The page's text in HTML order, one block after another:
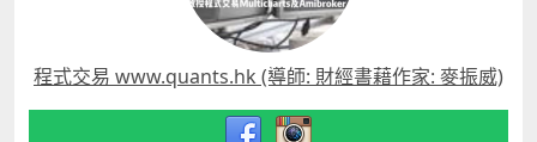
程式交易 www.quants.hk (導師: 財經書藉作家: 麥振威)